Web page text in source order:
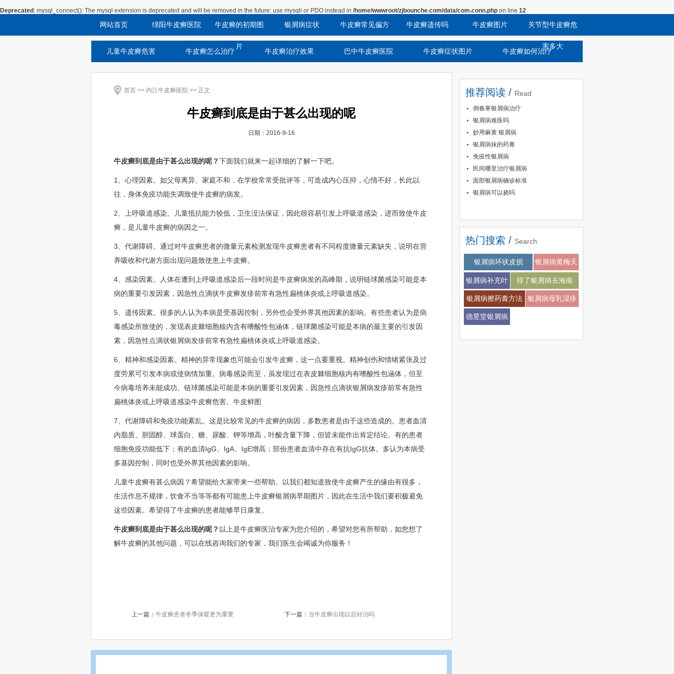
Deprecated : mysql_connect(): The mysql extension is deprecated and will be removed in the future: use mysqli or PDO instead in /home/wwwroot/zjbounche.com/data/com.conn.php on line 12
网站首页 绵阳牛皮癣医院 牛皮癣的初期图
片
银屑病症状 牛皮癣常见偏方 牛皮癣遗传吗 牛皮癣图片 关节型牛皮癣危
害多大
儿童牛皮癣危害 牛皮癣怎么治疗 牛皮癣治疗效果 巴中牛皮癣医院 牛皮癣症状图片 牛皮癣如何治疗
首页 >> 内江牛皮癣医院 >> 正文
牛皮癣到底是由于甚么出现的呢
日期：2016-9-16
牛皮癣到底是由于甚么出现的呢？下面我们就来一起详细的了解一下吧。
1、心理因素。如父母离异、家庭不和，在学校常常受批评等，可造成内心压抑，心情不好，长此以
往，身体免疫功能失调致使牛皮癣的病发。
2、上呼吸道感染。儿童抵抗能力较低，卫生没法保证，因此很容易引发上呼吸道感染，进而致使牛皮
癣，是儿童牛皮癣的病因之一。
3、代谢障碍。通过对牛皮癣患者的微量元素检测发现牛皮癣患者有不同程度微量元素缺失，说明在营
养吸收和代谢方面出现问题致使患上牛皮癣。
4、感染因素。人体在遭到上呼吸道感染后一段时间是牛皮癣病发的高峰期，说明链球菌感染可能是本
病的重要引发因素，因急性点滴状牛皮癣发疹前常有急性扁桃体炎或上呼吸道感染。
5、遗传因素。很多的人认为本病是受基因控制，另外也会受外界其他因素的影响。有些患者认为是病
毒感染所致使的，发现表皮棘细胞核内含有嗜酸性包涵体，链球菌感染可能是本病的最主要的引发因
素，因急性点滴状银屑病发疹前常有急性扁桃体炎或上呼吸道感染。
6、精神和感染因素。精神的异常现象也可能会引发牛皮癣，这一点要重视。精神创伤和情绪紧张及过
度劳累可引发本病或使病情加重。病毒感染而至，虽发现过在表皮棘细胞核内有嗜酸性包涵体，但至
今病毒培养未能成功。链球菌感染可能是本病的重要引发因素，因急性点滴状银屑病发疹前常有急性
扁桃体炎或上呼吸道感染牛皮癣危害。牛皮鲜图
7、代谢障碍和免疫功能紊乱。这是比较常见的牛皮癣的病因，多数患者是由于这些造成的。患者血清
内脂质、胆固醇、球蛋白、糖、尿酸、钾等增高，叶酸含量下降，但皆未能作出肯定结论。有的患者
细胞免疫功能低下；有的血清IgG、IgA、IgE增高；部份患者血清中存在有抗IgG抗体。多认为本病受
多基因控制，同时也受外界其他因素的影响。
儿童牛皮癣有甚么病因？希望能给大家带来一些帮助。以我们都知道致使牛皮癣产生的缘由有很多，
生活作息不规律，饮食不当等等都有可能患上牛皮癣银屑病早期图片，因此在生活中我们要积极避免
这些因素。希望得了牛皮癣的患者能够早日康复。
牛皮癣到底是由于甚么出现的呢？ 以上是牛皮癣医治专家为您介绍的，希望对您有所帮助，如您想了
解牛皮癣的其他问题，可以在线咨询我们的专家，我们医生会竭诚为你服务！
上一篇： 牛皮癣患者冬季保暖更为重要 下一篇： 当牛皮癣出现以后好治吗
推荐阅读 / Read
倒春寒银屑病治疗
银屑病难医吗
妙用麻黄 银屑病
银屑病抹的药膏
免疫性银屑病
民间哪里治疗银屑病
面部银屑病确诊标准
银屑病可以挠吗
热门搜索 / Search
银屑病会不会扩张
银屑病环状皮损 银屑病黄梅天
银屑病补充叶
酸
得了银屑病去海南
银屑病擦药膏方法 银屑病母乳湿疹
德昱堂银屑病